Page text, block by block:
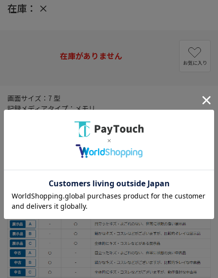
在庫： ×
在庫がありません
お気に入り
画面サイズ：7 型
記録メディアタイプ：メモリ
搭載プレーヤー：DVD/CD
その他機能：/VICS/VICS WIDE/Bluetooth 3.0+EDR
・付属品の確認のみを行った未使用の開封品です。※開封されて